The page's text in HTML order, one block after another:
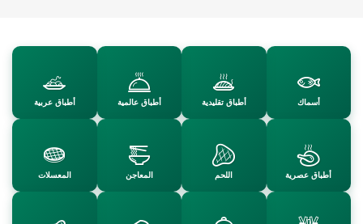
حلويات جاف… حلويات عصر… حلويات غرب… حلويات وتح…
شوربة وحري…
عجائن غراتان كسكس كعك وكيك
أسماك أطباق تقليدية أطباق عالمية أطباق عربية
أطباق عصرية اللحم المعاجن المعسلات